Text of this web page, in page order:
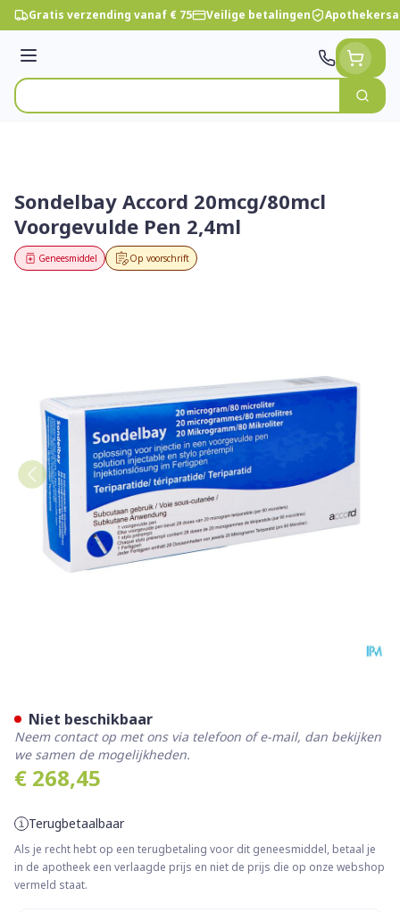
Ga naar de inhoud
Gratis verzending vanaf € 75 Veilige betalingen
Menu
Product, merk, categorie...
Zoek
Sondelbay Accord 20mcg/80mcl
Voorgevulde Pen 2,4ml
Op voorschrift
Geneesmiddel
€ 268,45
Terugbetaalbaar
Als je recht hebt op een terugbetaling voor dit geneesmiddel, betaal je
in de apotheek een verlaagde prijs en niet de prijs die op onze webshop
vermeld staat.
Niet beschikbaar
Neem contact op met ons via telefoon of e-mail, dan bekijken
we samen de mogelijkheden.